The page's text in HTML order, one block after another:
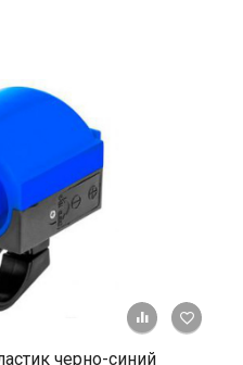
+ К
черно-синий